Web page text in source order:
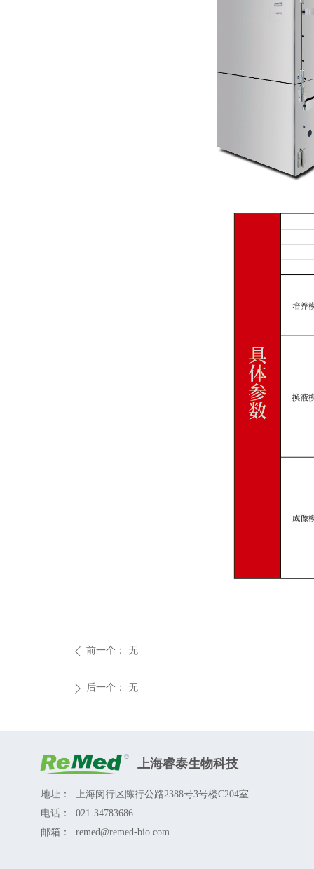
ꄴ 前一个： 无
ꄲ 后一个： 无
上海睿泰生物科技
地址：
上海闵行区陈行公路2388号3号楼C204室
电话：
021-34783686
邮箱：
remed@remed-bio.com